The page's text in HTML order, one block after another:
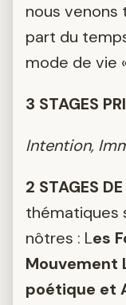
nous venons
part du
mode de vie
3 STAGES
Intention,
2 STAGES
thématiques
nôtres : Les
Mouvement
poétique et